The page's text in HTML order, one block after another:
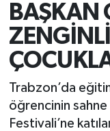
BAŞKAN
Trabzon’da
öğrencinin sahne
Festivali’ne
Haber Arşivi